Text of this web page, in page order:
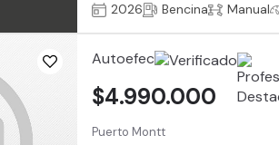
2026 Bencina Manual
Autoefec
Puerto Montt
$4.990.000